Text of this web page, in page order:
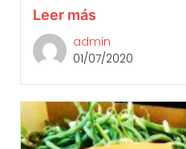
Leer más
admin
01/07/2020